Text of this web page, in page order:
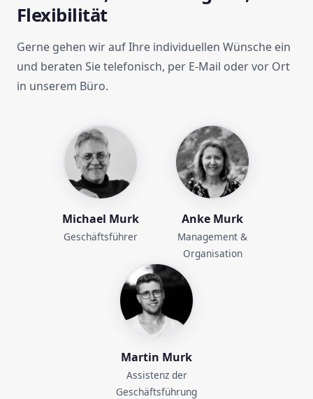
Flexibilität
Gerne gehen wir auf Ihre individuellen Wünsche ein
und beraten Sie telefonisch, per E-Mail oder vor Ort
in unserem Büro.
Michael Murk
Geschäftsführer
Anke Murk
Management &
Organisation
Martin Murk
Assistenz der
Geschäftsführung